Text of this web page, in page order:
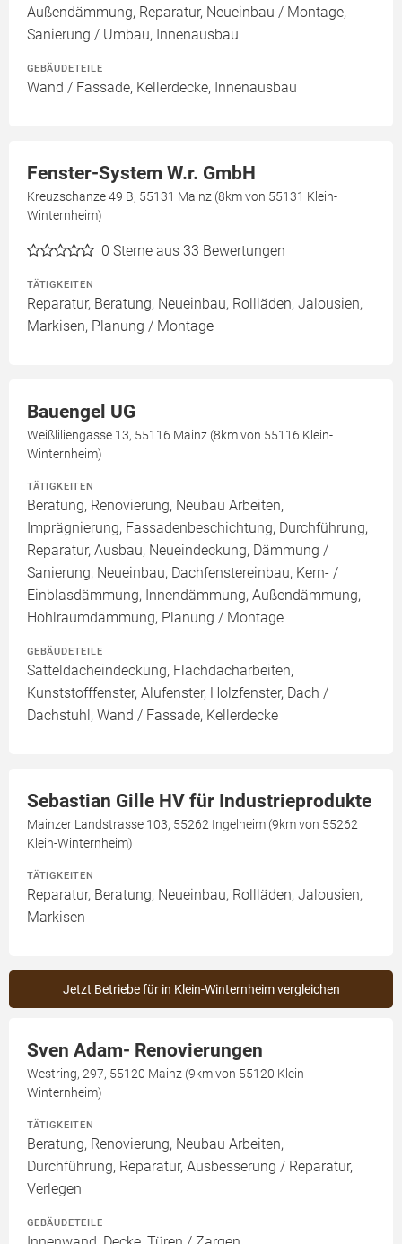
Außendämmung, Reparatur, Neueinbau / Montage,
Sanierung / Umbau, Innenausbau
GEBÄUDETEILE
Wand / Fassade, Kellerdecke, Innenausbau
Fenster-System W.r. GmbH
Kreuzschanze 49 B, 55131 Mainz (8km von 55131 Klein-
Winternheim)
0 Sterne aus 33 Bewertungen
TÄTIGKEITEN
Reparatur, Beratung, Neueinbau, Rollläden, Jalousien,
Markisen, Planung / Montage
Bauengel UG
Weißliliengasse 13, 55116 Mainz (8km von 55116 Klein-
Winternheim)
TÄTIGKEITEN
Beratung, Renovierung, Neubau Arbeiten,
Imprägnierung, Fassadenbeschichtung, Durchführung,
Reparatur, Ausbau, Neueindeckung, Dämmung /
Sanierung, Neueinbau, Dachfenstereinbau, Kern- /
Einblasdämmung, Innendämmung, Außendämmung,
Hohlraumdämmung, Planung / Montage
GEBÄUDETEILE
Satteldacheindeckung, Flachdacharbeiten,
Kunststofffenster, Alufenster, Holzfenster, Dach /
Dachstuhl, Wand / Fassade, Kellerdecke
Sebastian Gille HV für Industrieprodukte
Mainzer Landstrasse 103, 55262 Ingelheim (9km von 55262
Klein-Winternheim)
TÄTIGKEITEN
Reparatur, Beratung, Neueinbau, Rollläden, Jalousien,
Markisen
Jetzt Betriebe für in Klein-Winternheim vergleichen
Sven Adam- Renovierungen
Westring, 297, 55120 Mainz (9km von 55120 Klein-
Winternheim)
TÄTIGKEITEN
Beratung, Renovierung, Neubau Arbeiten,
Durchführung, Reparatur, Ausbesserung / Reparatur,
Verlegen
GEBÄUDETEILE